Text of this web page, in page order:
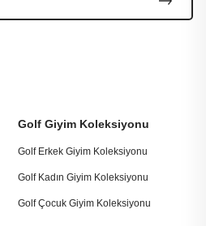
Golf Giyim Koleksiyonu
Golf Erkek Giyim Koleksiyonu
Golf Kadın Giyim Koleksiyonu
Golf Çocuk Giyim Koleksiyonu